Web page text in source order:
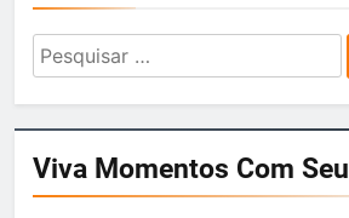
Pesquisar
por:
Viva Momentos Com Seu